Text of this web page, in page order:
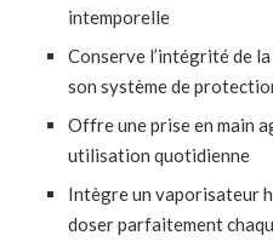
intemporelle
Conserve l’intégrité de la
son système de
Offre une prise en main
utilisation quotidienne
Intègre un vaporisateur
doser parfaitement